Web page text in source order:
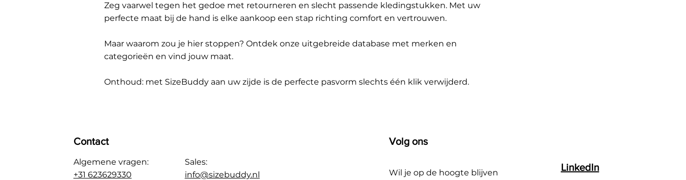
Zeg vaarwel tegen het gedoe met retourneren en slecht passende kledingstukken. Met uw
perfecte maat bij de hand is elke aankoop een stap richting comfort en vertrouwen.
Maar waarom zou je hier stoppen? Ontdek onze uitgebreide database met merken en
categorieën en vind jouw maat.
Onthoud: met SizeBuddy aan uw zijde is de perfecte pasvorm slechts één klik verwijderd.
Contact
Algemene vragen:
+31 623629330
Sales:
info@sizebuddy.nl
Volg ons
Wil je op de hoogte blijven
LinkedIn